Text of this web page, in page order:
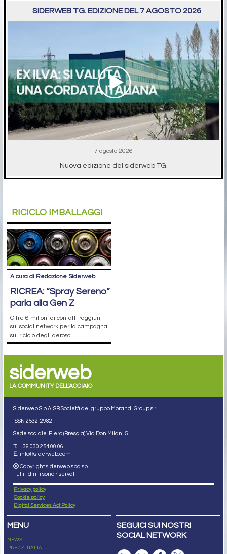
SIDERWEB TG. EDIZIONE DEL 7 AGOSTO 2026
7 agosto 2026
Nuova edizione del siderweb TG.
RICICLO IMBALLAGGI
A cura di Redazione Siderweb
RICREA: “Spray Sereno”
parla alla Gen Z
Oltre 6 milioni di contatti raggiunti
sui social network per la campagna
sul riciclo degli aerosol
siderweb
LA COMMUNITY DELL'ACCIAIO
Siderweb S.p.A. SB Società del gruppo Morandi Group s.r.l.
ISSN 2532-2982
Sede sociale: Flero (Brescia) Via Don Milani 5
T. +39 030 254 00 06
E. info@siderweb.com
Copyright siderweb spa sb
Tutti i diritti sono riservati
Privacy policy
Cookie policy
Digital Services Act Policy
MENU
NEWS
PREZZI ITALIA
SEGUICI SUI NOSTRI
SOCIAL NETWORK